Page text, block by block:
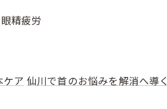
精疲労
ケア 仙川で首のお悩みを解消へ導く